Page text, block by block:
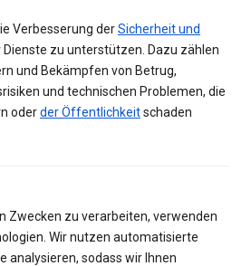
Verbesserung derSicherheit und
Dienste zu unterstützen. Dazu zählen
und Bekämpfen von Betrug,
und technischen Problemen, die
oderder Öffentlichkeitschaden
Zwecken zu verarbeiten, verwenden
Wir nutzen automatisierte
analysieren, sodass wir Ihnen